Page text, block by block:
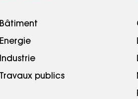
Bâtiment
Energie
Industrie
Travaux publics